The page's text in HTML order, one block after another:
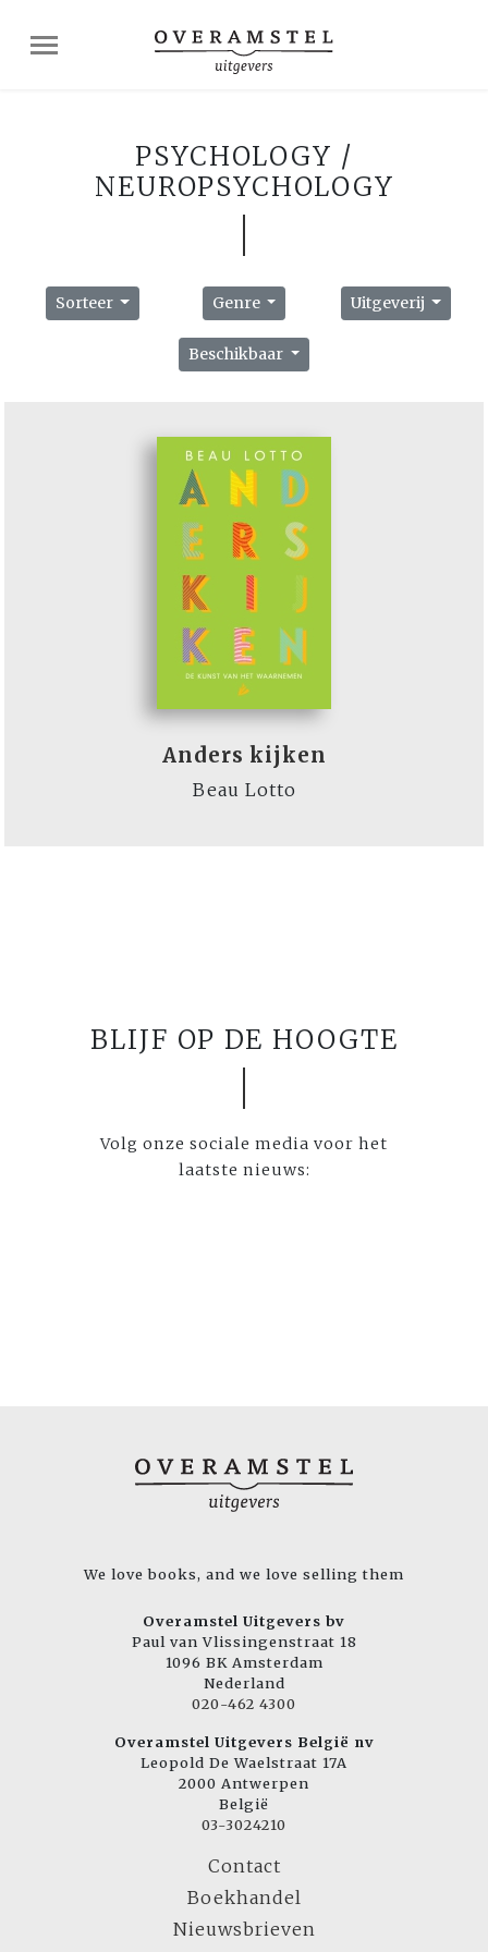
PSYCHOLOGY /
NEUROPSYCHOLOGY
Sorteer Genre Uitgeverij
Beschikbaar
Anders kijken
Beau Lotto
BLIJF OP DE HOOGTE
Volg onze sociale media voor het
laatste nieuws:
We love books, and we love selling them
Overamstel Uitgevers bv
Paul van Vlissingenstraat 18
1096 BK Amsterdam
Nederland
020-462 4300
Overamstel Uitgevers België nv
Leopold De Waelstraat 17A
2000 Antwerpen
België
03-3024210
Contact
Boekhandel
Nieuwsbrieven